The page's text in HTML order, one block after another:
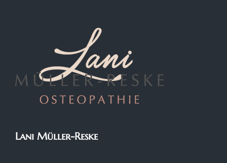
Lani Müller-Reske